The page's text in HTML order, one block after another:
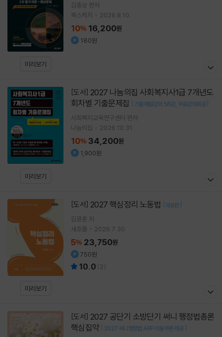
미리보기
김종상 편저
북스케치
2026.8.10.
10% 16,200원
180원
미리보기
[도서]
회차별 기출문제집 [ 기출해설강의 56강 무료강의제공 ]
사회복지교육연구센터 편저
나눔의집
2026.10.31.
10% 34,200원
1,900원
미리보기
[도서] 2027 핵심정리 노동법 [제8판 ]
김광훈 저
새흐름
2026.7.30.
5% 23,750원
750원
10.0 ( 2)
[도서]
핵심집약 [ 2027 써니행정법 APP 이용쿠폰 제공 ]